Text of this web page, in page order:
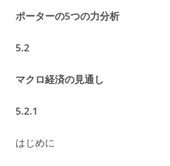
ポーターの5つの力分析
5.2
マクロ経済の見通し
5.2.1
はじめに